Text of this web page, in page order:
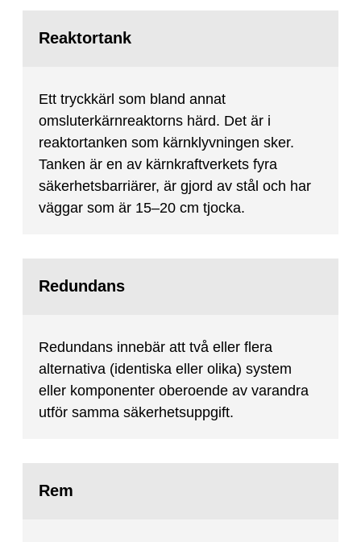
Reaktortank
Ett tryckkärl som bland annat
omsluterkärnreaktorns härd. Det är i
reaktortanken som kärnklyvningen sker.
Tanken är en av kärnkraftverkets fyra
säkerhetsbarriärer, är gjord av stål och har
väggar som är 15–20 cm tjocka.
Redundans
Redundans innebär att två eller flera
alternativa (identiska eller olika) system
eller komponenter oberoende av varandra
utför samma säkerhetsuppgift.
Rem